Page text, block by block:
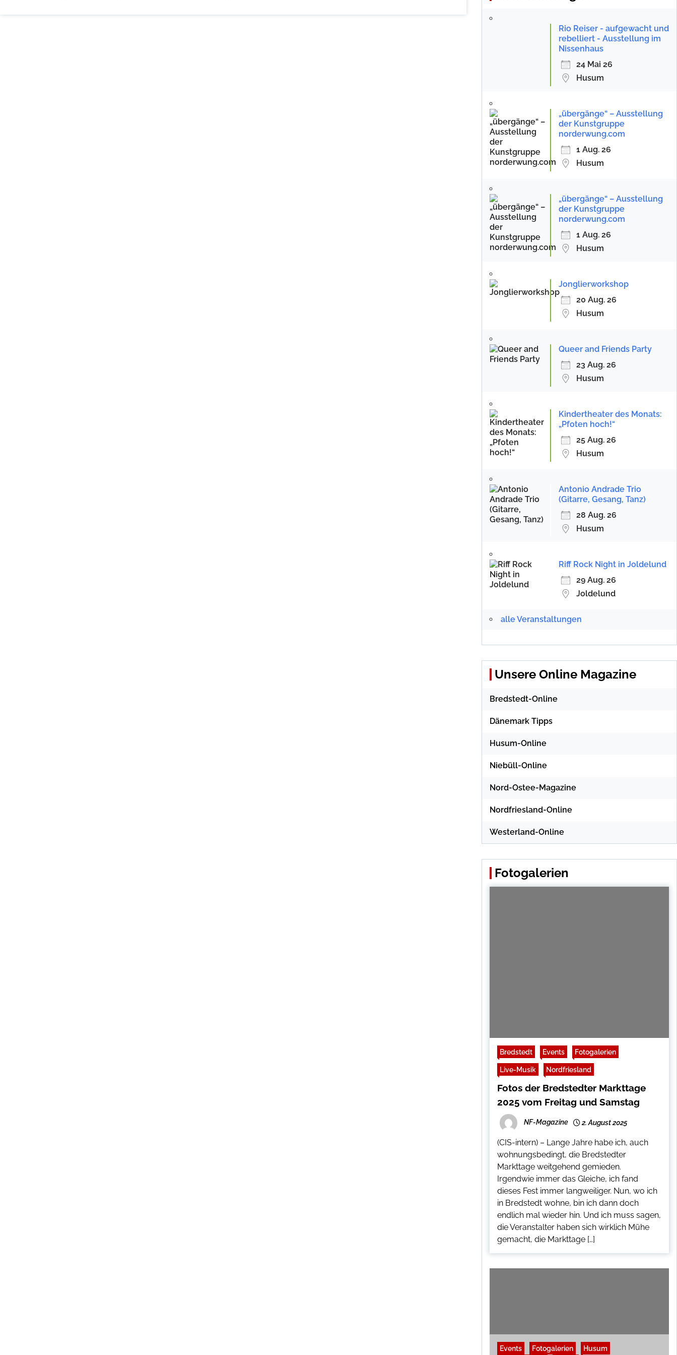
Rio Reiser - aufgewacht und
rebelliert - Ausstellung im
Nissenhaus
24 Mai 26
Husum
„übergänge“ – Ausstellung
der Kunstgruppe
norderwung.com
1 Aug. 26
Husum
„übergänge“ – Ausstellung
der Kunstgruppe
norderwung.com
1 Aug. 26
Husum
Jonglierworkshop
20 Aug. 26
Husum
Queer and Friends Party
23 Aug. 26
Husum
Kindertheater des Monats:
„Pfoten hoch!“
25 Aug. 26
Husum
Antonio Andrade Trio
(Gitarre, Gesang, Tanz)
28 Aug. 26
Husum
Riff Rock Night in Joldelund
29 Aug. 26
Joldelund
alle Veranstaltungen
Unsere Online Magazine
Bredstedt-Online
Dänemark Tipps
Husum-Online
Niebüll-Online
Nord-Ostee-Magazine
Nordfriesland-Online
Westerland-Online
Fotogalerien
Bredstedt Events Fotogalerien
Live-Musik Nordfriesland
Fotos der Bredstedter Markttage
2025 vom Freitag und Samstag
NF-Magazine 2. August 2025
(CIS-intern) – Lange Jahre habe ich, auch
wohnungsbedingt, die Bredstedter
Markttage weitgehend gemieden.
Irgendwie immer das Gleiche, ich fand
dieses Fest immer langweiliger. Nun, wo ich
in Bredstedt wohne, bin ich dann doch
endlich mal wieder hin. Und ich muss sagen,
die Veranstalter haben sich wirklich Mühe
gemacht, die Markttage […]
Events Fotogalerien Husum